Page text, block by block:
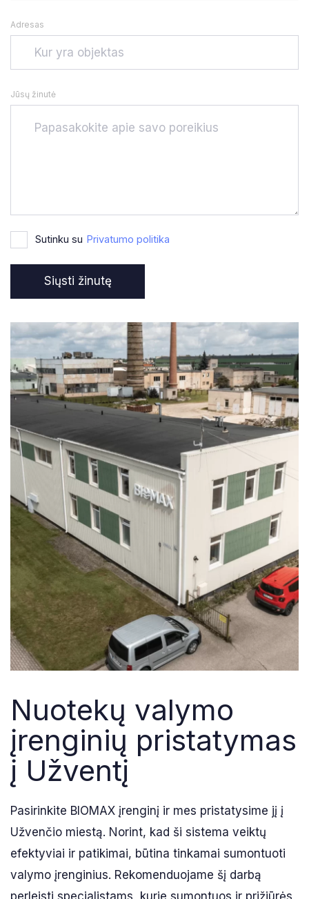
Adresas
Jūsų žinutė
Sutinku su Privatumo politika
Nuotekų valymo
įrenginių pristatymas
į Užventį
Pasirinkite BIOMAX įrenginį ir mes pristatysime jį į
Užvenčio miestą. Norint, kad ši sistema veiktų
efektyviai ir patikimai, būtina tinkamai sumontuoti
valymo įrenginius. Rekomenduojame šį darbą
perleisti specialistams, kurie sumontuos ir prižiūrės